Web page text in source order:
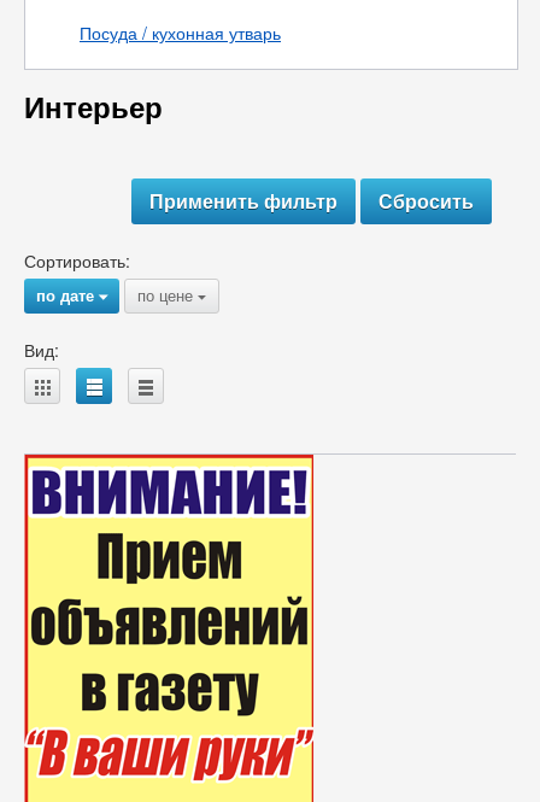
Посуда / кухонная утварь
Интерьер
Сортировать:
по дате{ по цене {
Вид:
A B C